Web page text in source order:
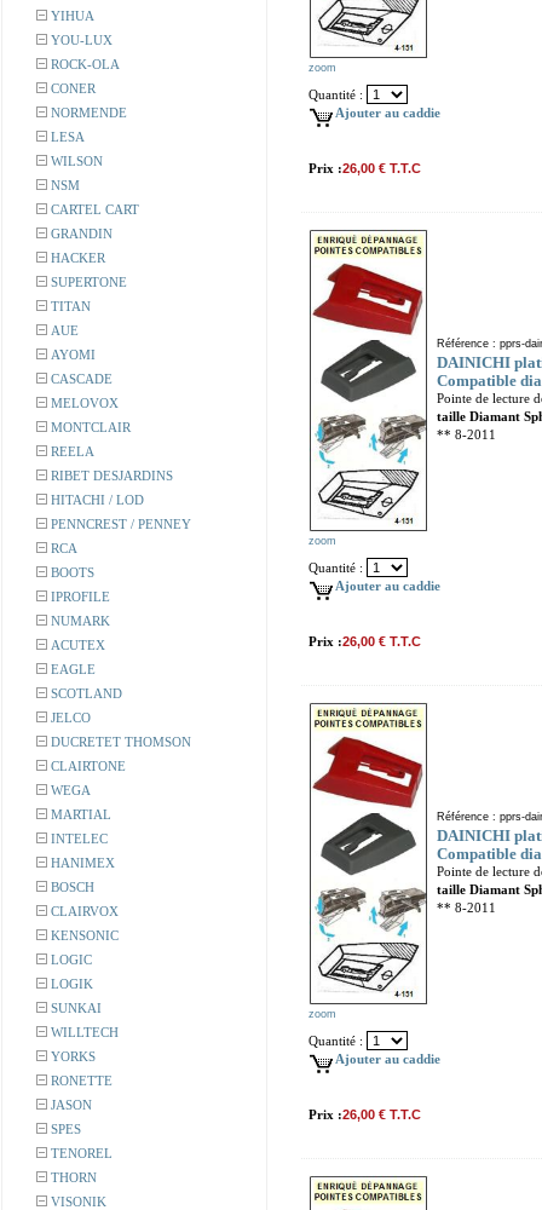
YIHUA
YOU-LUX
ROCK-OLA
CONER
NORMENDE
LESA
WILSON
NSM
CARTEL CART
GRANDIN
HACKER
SUPERTONE
TITAN
AUE
AYOMI
CASCADE
MELOVOX
MONTCLAIR
REELA
RIBET DESJARDINS
HITACHI / LOD
PENNCREST / PENNEY
RCA
BOOTS
IPROFILE
NUMARK
ACUTEX
EAGLE
SCOTLAND
JELCO
DUCRETET THOMSON
CLAIRTONE
WEGA
MARTIAL
INTELEC
HANIMEX
BOSCH
CLAIRVOX
KENSONIC
LOGIC
LOGIK
SUNKAI
WILLTECH
YORKS
RONETTE
JASON
SPES
TENOREL
THORN
VISONIK
zoom
Quantité :
Ajouter au caddie
Prix :26,00 € T.T.C
zoom
Référence : pprs-
DAINICHI
Compatible
Pointe de lecture
taille Diamant
** 8-2011
Quantité :
Ajouter au caddie
Prix :26,00 € T.T.C
zoom
Référence : pprs-
DAINICHI
Compatible
Pointe de lecture
taille Diamant
** 8-2011
Quantité :
Ajouter au caddie
Prix :26,00 € T.T.C